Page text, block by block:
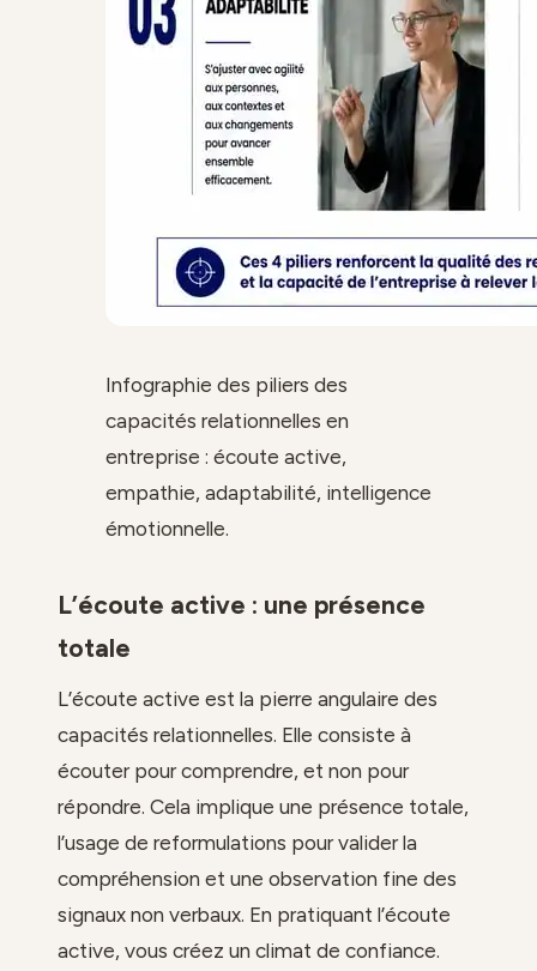
Infographie des piliers des
capacités relationnelles en
entreprise : écoute active,
empathie, adaptabilité, intelligence
émotionnelle.
L’écoute active : une présence
totale
L’écoute active est la pierre angulaire des
capacités relationnelles. Elle consiste à
écouter pour comprendre, et non pour
répondre. Cela implique une présence totale,
l’usage de reformulations pour valider la
compréhension et une observation fine des
signaux non verbaux. En pratiquant l’écoute
active, vous créez un climat de confiance.